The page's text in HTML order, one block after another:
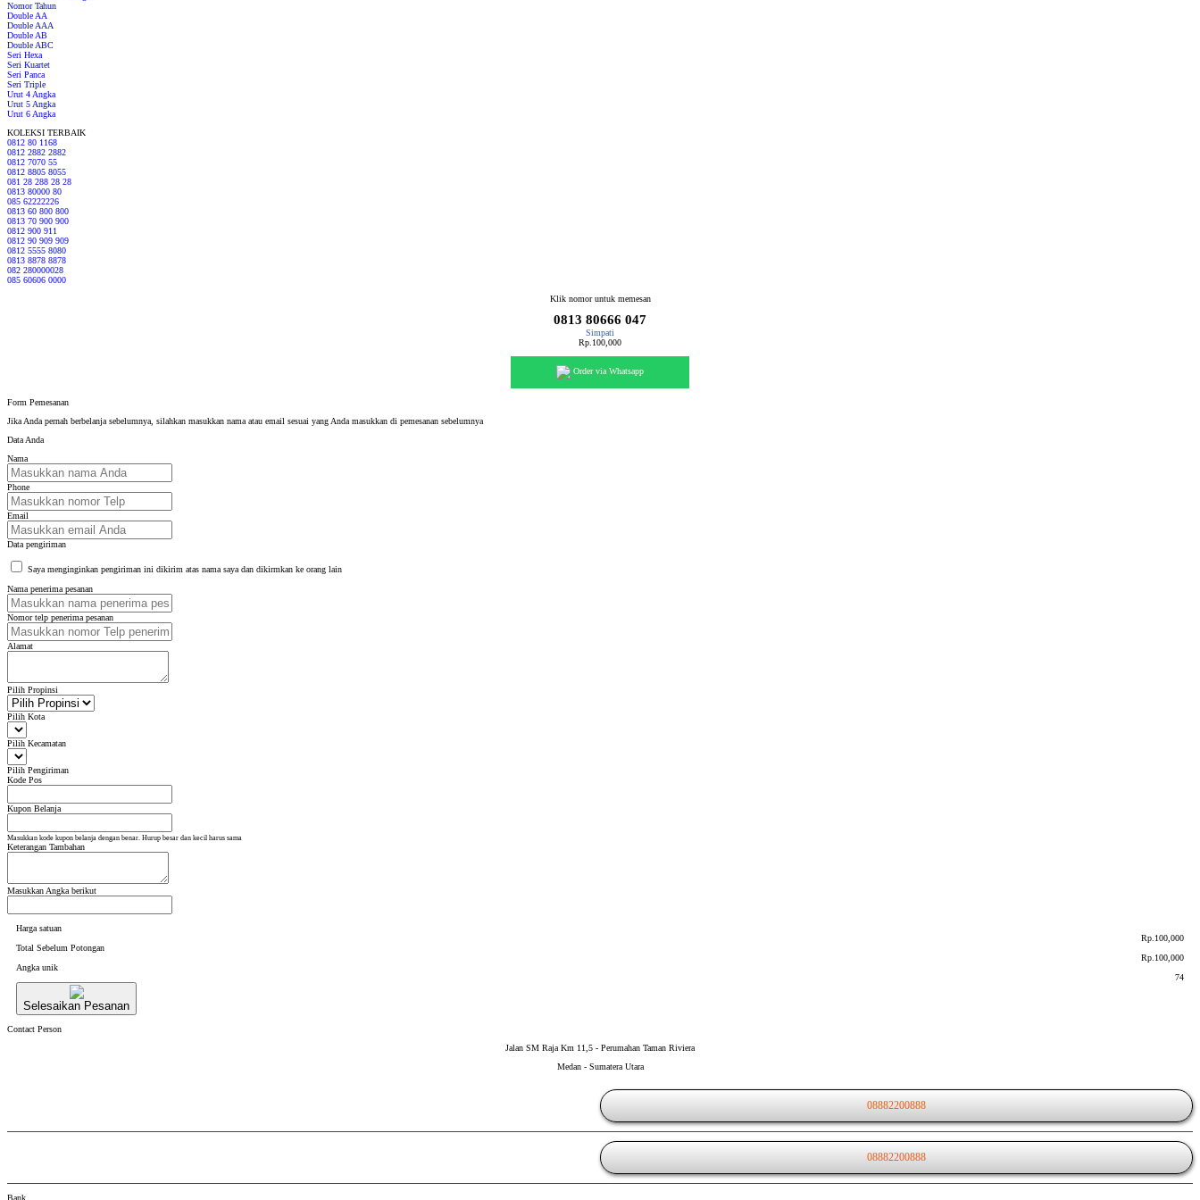
Nomor Tahun
Double AA
Double AAA
Double AB
Double ABC
Seri Hexa
Seri Kuartet
Seri Panca
Seri Triple
Urut 4 Angka
Urut 5 Angka
Urut 6 Angka
KOLEKSI TERBAIK
0812 80 1168
0812 2882 2882
0812 7070 55
0812 8805 8055
081 28 288 28 28
0813 80000 80
085 62222226
0813 60 800 800
0813 70 900 900
0812 900 911
0812 90 909 909
0812 5555 8080
0813 8878 8878
082 280000028
085 60606 0000
Klik nomor untuk memesan
0813 80666 047
Simpati
Rp.100,000
Order via Whatsapp
Form Pemesanan
Jika Anda pernah berbelanja sebelumnya, silahkan masukkan nama atau email sesuai yang Anda masukkan di pemesanan sebelumnya
Data Anda
Nama
Phone
Email
Data pengiriman
Saya menginginkan pengiriman ini dikirim atas nama saya dan dikirmkan ke orang lain
Nama penerima pesanan
Nomor telp penerima pesanan
Alamat
Pilih Propinsi
Pilih Kota
Pilih Kecamatan
Pilih Pengiriman
Kode Pos
Kupon Belanja
Masukkan kode kupon belanja dengan benar. Hurup besar dan kecil harus sama
Keterangan Tambahan
Masukkan Angka berikut
Harga satuan
Rp.100,000
Total Sebelum Potongan
Rp.100,000
Angka unik
74
Selesaikan Pesanan
Contact Person
Jalan SM Raja Km 11,5 - Perumahan Taman Riviera
Medan - Sumatera Utara
08882200888
08882200888
Bank